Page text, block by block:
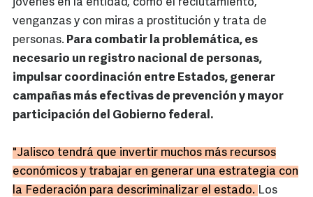
jóvenes en la entidad, como el reclutamiento,
venganzas y con miras a prostitución y trata de
personas. Para combatir la problemática, es
necesario un registro nacional de personas,
impulsar coordinación entre Estados, generar
campañas más efectivas de prevención y mayor
participación del Gobierno federal.
"Jalisco tendrá que invertir muchos más recursos
económicos y trabajar en generar una estrategia con
la Federación para descriminalizar el estado. Los